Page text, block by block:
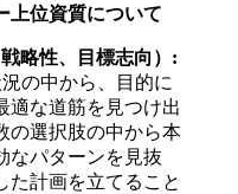
上位資質について
略性、目標志向）:
の中から、目的に
適な道筋を見つけ出
の選択肢の中から本
なパターンを見抜
た計画を立てること